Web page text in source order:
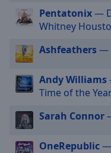
window.
Color
Opacity
Text
Background
Color
Pentatonix—
Whitney
Ashfeathers—
Andy Williams
Time of the
Sarah Connor
OneRepublic—